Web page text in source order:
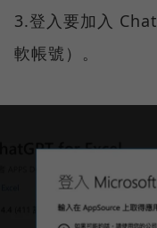
3.登入要加入
軟帳號）。